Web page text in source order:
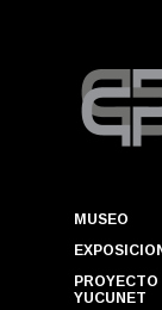
MUSEO
YUCUNET